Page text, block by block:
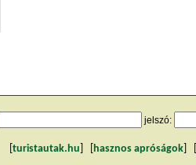
jelszó:
turistautak.hu hasznos apróságok